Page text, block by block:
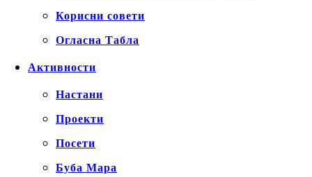
Корисни совети
Огласна Табла
Активности
Настани
Проекти
Посети
Буба Мара